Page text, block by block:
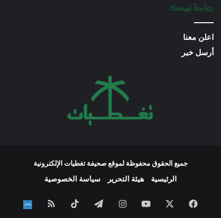
روابط تهمك
اعلن معنا
أرسل خبر
جميع الحقوق محفوظة لموقع صحيفة تغطيات الإلكترونية
الرئيسية هيئة التحرير سياسة الخصوصية
فيسبوك ‫YouTubeانستقرامتيلقرام ‫TikTokملخص